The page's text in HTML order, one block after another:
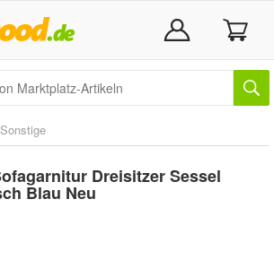
Sonstige
Dreisitzer Sessel
Blau Neu